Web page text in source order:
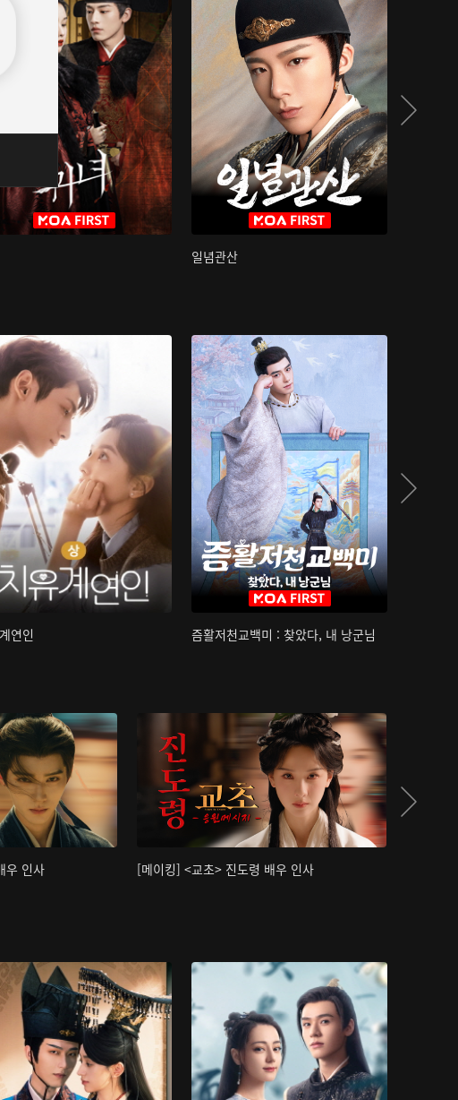
일념관산
연인 즘활저천교백미 : 찾았다, 내 낭군님
우 인사 [메이킹] <교초> 진도령 배우 인사